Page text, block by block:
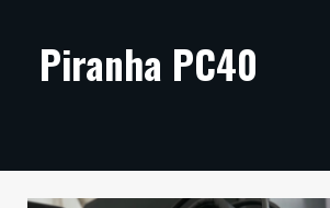
ARTIKKELIT
TECHBBS
Piranha PC40